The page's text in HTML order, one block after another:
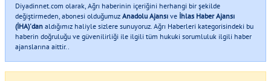
Diyadinnet.com olarak, Ağrı haberinin içeriğini herhangi bir şekilde
değiştirmeden, abonesi olduğumuz Anadolu Ajansı ve İhlas Haber Ajansı
(İHA)'dan aldığımız haliyle sizlere sunuyoruz. Ağrı Haberleri kategorisindeki bu
haberin doğruluğu ve güvenilirliği ile ilgili tüm hukuki sorumluluk ilgili haber
ajanslarına aittir..